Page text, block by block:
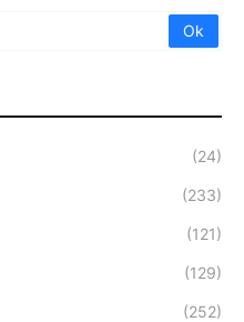
(24)
(233)
(121)
(129)
(252)